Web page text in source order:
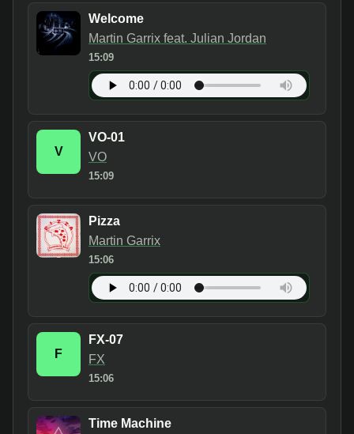
Welcome
Martin Garrix feat. Julian Jordan
15:09
V
VO-01
VO
15:09
Pizza
Martin Garrix
15:06
F
FX-07
FX
15:06
Time Machine